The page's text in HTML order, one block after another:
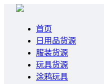
首页
日用品货源
服装货源
玩具货源
涂鸦玩具